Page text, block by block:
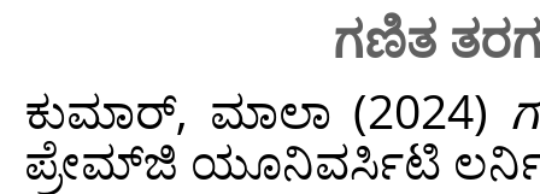
ಗಣಿತ
ಕುಮಾರ್, ಮಾಲಾ (2024)
ಪ್ರೇಮ್‌ಜಿ ಯೂನಿವರ್ಸಿಟಿ